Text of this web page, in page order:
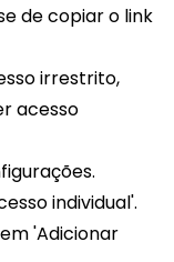
de copiar o link
irrestrito,
acesso
individual'.
'Adicionar